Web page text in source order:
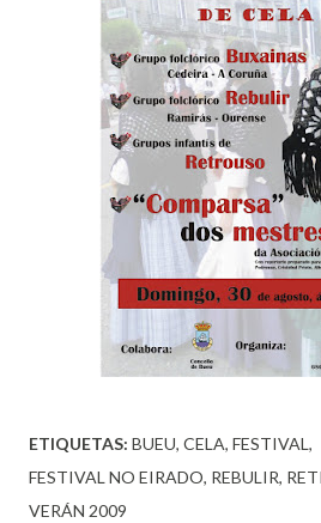
ETIQUETAS: BUEU CELA FESTIVAL
FESTIVAL NO EIRADO REBULIR
VERÁN 2009